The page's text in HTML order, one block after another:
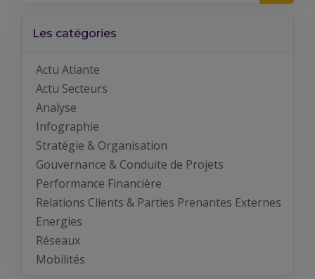
Les catégories
Actu Atlante
Actu Secteurs
Analyse
Infographie
Stratégie & Organisation
Gouvernance & Conduite de Projets
Performance Financière
Relations Clients & Parties Prenantes Externes
Energies
Réseaux
Mobilités